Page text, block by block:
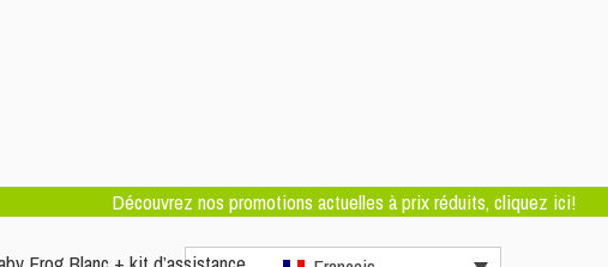
Découvrez nos promotions actuelles à prix réduits, cliquez ici!